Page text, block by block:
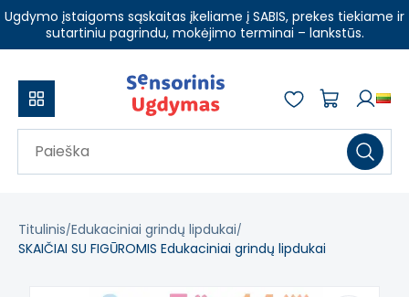
Ugdymo įstaigoms sąskaitas įkeliame į SABIS, prekes tiekiame ir
sutartiniu pagrindu, mokėjimo terminai – lankstūs.
Titulinis Edukaciniai grindų lipdukai
SKAIČIAI SU FIGŪROMIS Edukaciniai grindų lipdukai